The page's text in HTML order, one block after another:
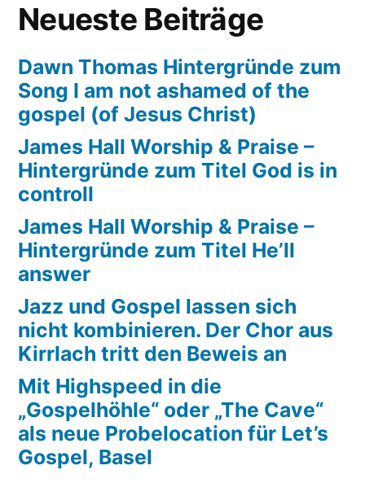
Neueste Beiträge
Dawn Thomas Hintergründe zum
Song I am not ashamed of the
gospel (of Jesus Christ)
James Hall Worship & Praise –
Hintergründe zum Titel God is in
controll
James Hall Worship & Praise –
Hintergründe zum Titel He’ll
answer
Jazz und Gospel lassen sich
nicht kombinieren. Der Chor aus
Kirrlach tritt den Beweis an
Mit Highspeed in die
„Gospelhöhle“ oder „The Cave“
als neue Probelocation für Let’s
Gospel, Basel